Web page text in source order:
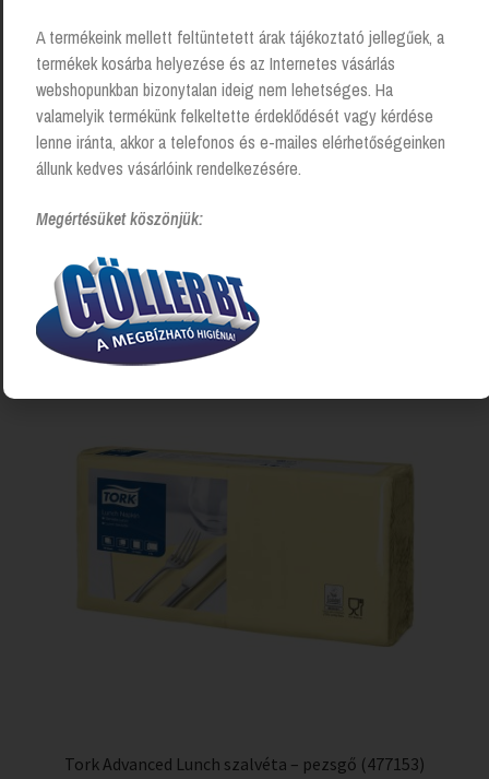
Login to see prices
Tork Advanced Lunch szalvéta – pezsgő (477153)
A termékeink mellett feltüntetett árak tájékoztató jellegűek, a
termékek kosárba helyezése és az Internetes vásárlás
webshopunkban bizonytalan ideig nem lehetséges. Ha
valamelyik termékünk felkeltette érdeklődését vagy kérdése
lenne iránta, akkor a telefonos és e-mailes elérhetőségeinken
állunk kedves vásárlóink rendelkezésére.
Megértésüket köszönjük: